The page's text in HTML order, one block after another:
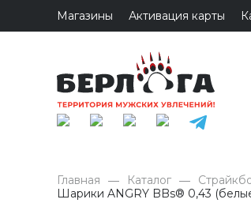
Магазины Активация карты
Главная Каталог
Шарики ANGRY BBs® 0,43